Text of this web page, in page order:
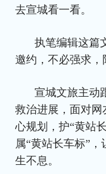
去宣城看一看。
执笔编辑这篇
邀约，不必强求
宣城文旅主动
救治进展，面对
心规划，护“黄站
属“黄站长车标”
生不息。